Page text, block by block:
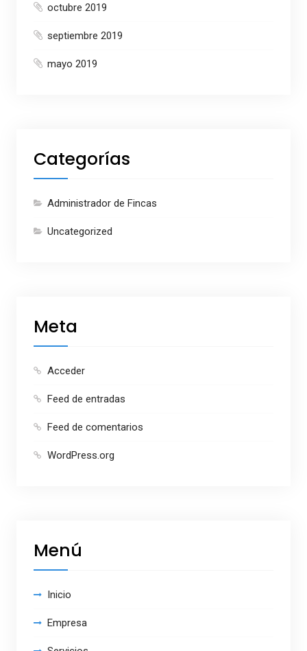
octubre 2019
septiembre 2019
mayo 2019
Categorías
Administrador de Fincas
Uncategorized
Meta
Acceder
Feed de entradas
Feed de comentarios
WordPress.org
Menú
Inicio
Empresa